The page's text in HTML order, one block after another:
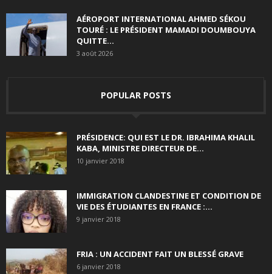
AÉROPORT INTERNATIONAL AHMED SÉKOU
TOURÉ : LE PRÉSIDENT MAMADI DOUMBOUYA
QUITTE...
3 août 2026
POPULAR POSTS
PRÉSIDENCE: QUI EST LE DR. IBRAHIMA KHALIL
KABA, MINISTRE DIRECTEUR DE...
10 janvier 2018
IMMIGRATION CLANDESTINE ET CONDITION DE
VIE DES ÉTUDIANTES EN FRANCE :...
9 janvier 2018
FRIA : UN ACCIDENT FAIT UN BLESSÉ GRAVE
6 janvier 2018